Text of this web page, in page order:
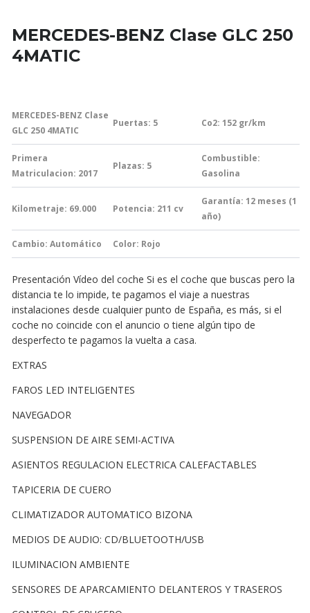
MERCEDES-BENZ Clase GLC 250
4MATIC
MERCEDES-BENZ Clase
GLC 250 4MATIC
Puertas: 5 Co2: 152 gr/km
Primera
Matriculacion: 2017
Plazas: 5
Combustible:
Gasolina
Kilometraje: 69.000 Potencia: 211 cv
Garantía: 12 meses (1
año)
Cambio: Automático Color: Rojo
Presentación Vídeo del coche Si es el coche que buscas pero la
distancia te lo impide, te pagamos el viaje a nuestras
instalaciones desde cualquier punto de España, es más, si el
coche no coincide con el anuncio o tiene algún tipo de
desperfecto te pagamos la vuelta a casa.
EXTRAS
FAROS LED INTELIGENTES
NAVEGADOR
SUSPENSION DE AIRE SEMI-ACTIVA
ASIENTOS REGULACION ELECTRICA CALEFACTABLES
TAPICERIA DE CUERO
CLIMATIZADOR AUTOMATICO BIZONA
MEDIOS DE AUDIO: CD/BLUETOOTH/USB
ILUMINACION AMBIENTE
SENSORES DE APARCAMIENTO DELANTEROS Y TRASEROS